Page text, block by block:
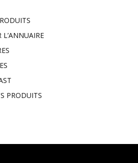
L’ANNUAIRE
PRODUITS